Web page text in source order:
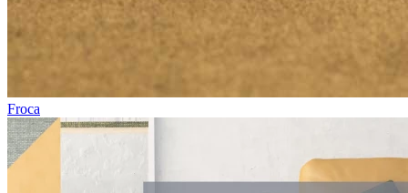
Froca